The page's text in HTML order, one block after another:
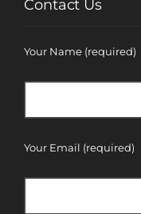
Contact Us
Your Name (required)
Your Email (required)